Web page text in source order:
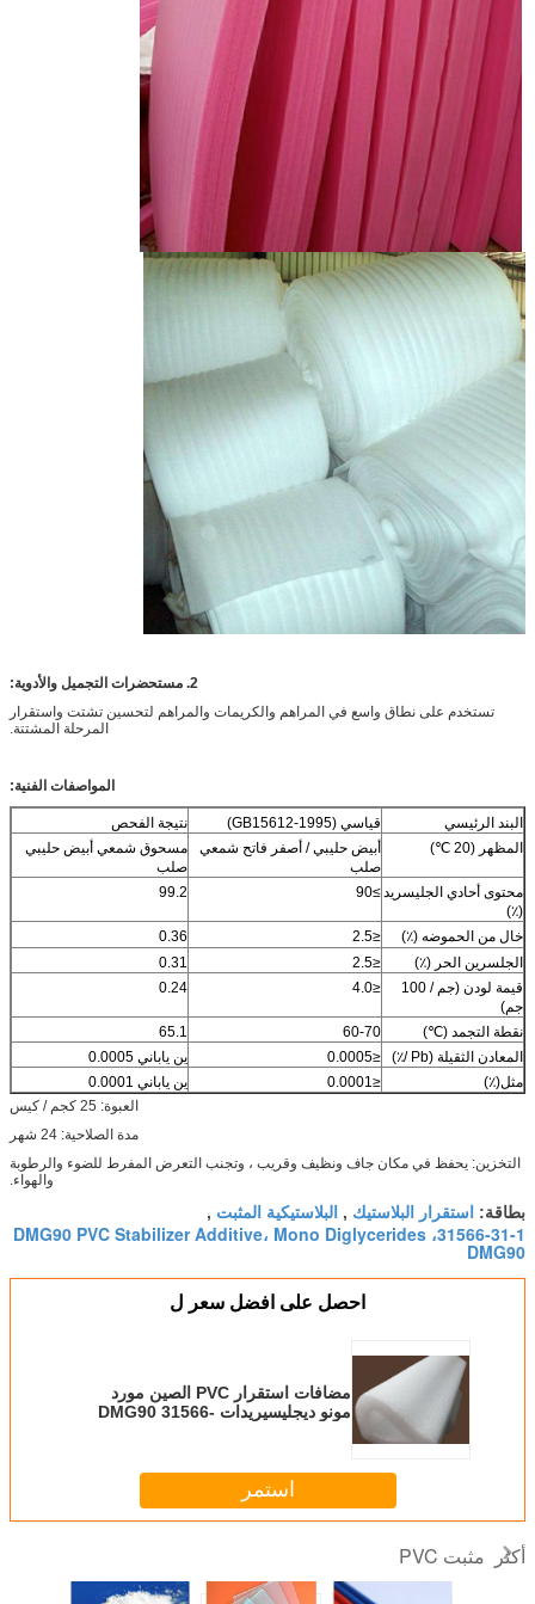
2. مستحضرات التجميل والأدوية:
تستخدم على نطاق واسع في المراهم والكريمات والمراهم لتحسين تشتت واستقرار
المرحلة المشتتة.
المواصفات الفنية:
البند الرئيسي قياسي (GB15612-1995)
نتيجة الفحص
المظهر (20 ℃)
أبيض حليبي / أصفر فاتح شمعي
صلب
مسحوق شمعي أبيض حليبي
صلب
محتوى أحادي الجليسريد
(٪)
≥90
99.2
خال من الحموضه (٪) ≤2.5
0.36
الجلسرين الحر (٪)
≤2.5
0.31
قيمة لودن (جم / 100
جم)
≤4.0
0.24
نقطة التجمد (℃) 60-70
65.1
المعادن الثقيلة (Pb /٪)
≤0.0005
ين ياباني 0.0005
مثل(٪)
≤0.0001
ين ياباني 0.0001
العبوة: 25 كجم / كيس
مدة الصلاحية: 24 شهر
التخزين: يحفظ في مكان جاف ونظيف وقريب ، وتجنب التعرض المفرط للضوء والرطوبة
والهواء.
بطاقة: استقرار البلاستيك , البلاستيكية المثبت ,
31566-31-1، DMG90 PVC Stabilizer Additive، Mono Diglycerides
DMG90
احصل على افضل سعر ل
مضافات استقرار PVC الصين مورد
مونو ديجليسيريدات DMG90 31566-
استمر
أكثر مثبت PVC